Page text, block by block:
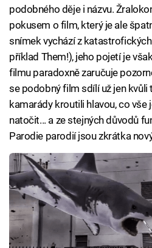
podobného děje i názvu.
pokusem o film, který je ale
snímek vychází z
příklad Them!), jeho pojetí je
filmu paradoxně zaručuje
se podobný film sdílí už jen kvůli
kamarády kroutili hlavou, co vše
natočit... a ze stejných důvodů
Parodie parodií jsou zkrátka